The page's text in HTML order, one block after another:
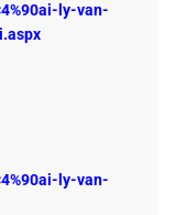
ly-van-
ly-van-